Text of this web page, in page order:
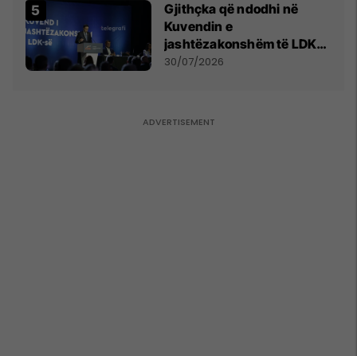
Gjithçka që ndodhi në
Kuvendin e
jashtëzakonshëm të LDK-
së
30/07/2026